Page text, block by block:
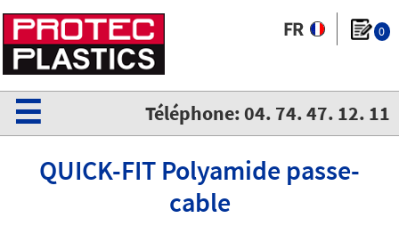
0
Téléphone: 04. 74. 47. 12. 11
☰
QUICK-FIT Polyamide passe-
cable